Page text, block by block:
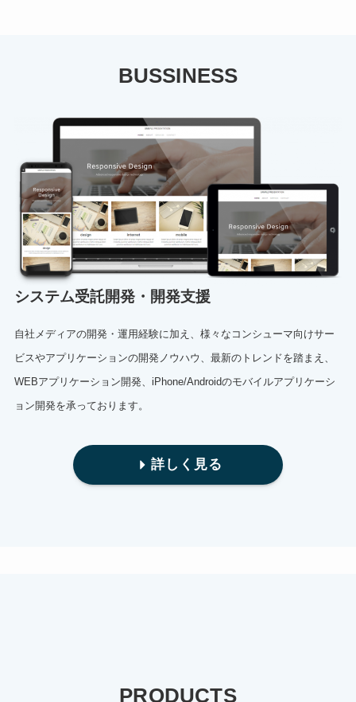
BUSSINESS
システム受託開発・開発支援
自社メディアの開発・運用経験に加え、様々なコンシューマ向けサー
ビスやアプリケーションの開発ノウハウ、最新のトレンドを踏まえ、
WEBアプリケーション開発、iPhone/Androidのモバイルアプリケーシ
ョン開発を承っております。
詳しく見る
PRODUCTS